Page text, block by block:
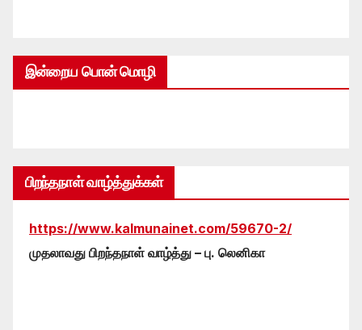
இன்றைய பொன் மொழி
பிறந்தநாள் வாழ்த்துக்கள்
https://www.kalmunainet.com/59670-2/
முதலாவது பிறந்தநாள் வாழ்த்து – பு. லெனிகா